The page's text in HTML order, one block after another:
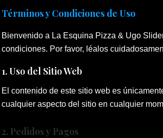
Términos y Condiciones de Uso
Bienvenido a La Esquina Pizza & Ugo
condiciones. Por favor, léalos
1. Uso del Sitio Web
El contenido de este sitio web es
cualquier aspecto del sitio en cualquier
2. Pedidos y Pagos